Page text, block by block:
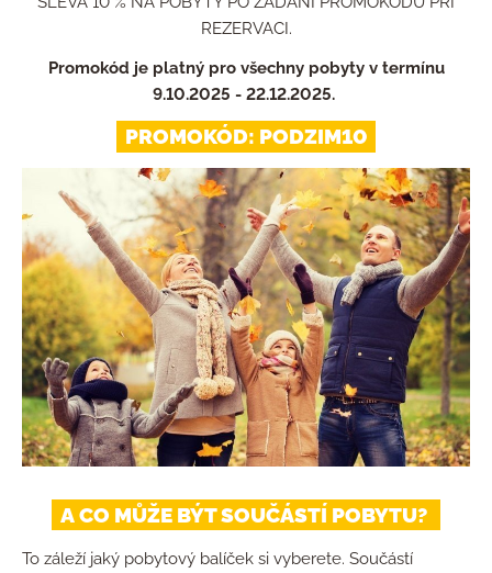
REZERVACI.
Promokód je platný pro všechny pobyty v termínu
9.10.2025 - 22.12.2025.
PROMOKÓD: PODZIM10
A CO MŮŽE BÝT SOUČÁSTÍ POBYTU?
To záleží jaký pobytový balíček si vyberete. Součástí